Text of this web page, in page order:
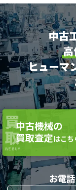
中古
ヒューマ
買
取
WE BUY
中古機械の
買取査定はこち
お電